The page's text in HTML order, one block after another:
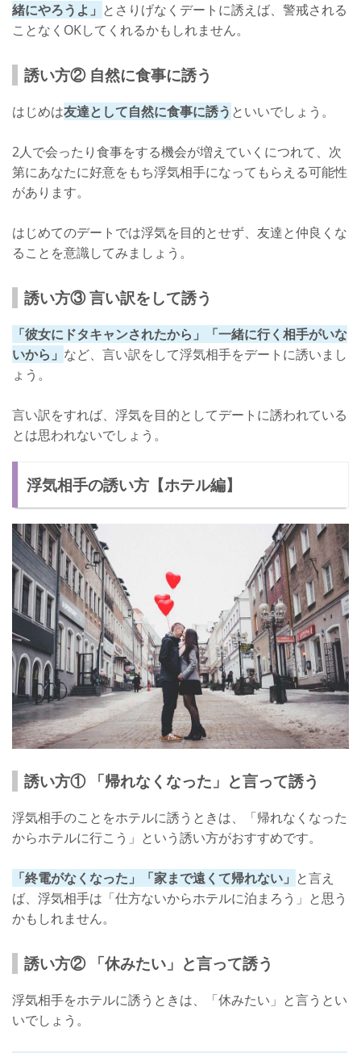
緒にやろうよ」 とさりげなくデートに誘えば、警戒される
ことなくOKしてくれるかもしれません。
誘い方② 自然に食事に誘う
はじめは友達として自然に食事に誘う といいでしょう。
2人で会ったり食事をする機会が増えていくにつれて、次
第にあなたに好意をもち浮気相手になってもらえる可能性
があります。
はじめてのデートでは浮気を目的とせず、友達と仲良くな
ることを意識してみましょう。
誘い方③ 言い訳をして誘う
「彼女にドタキャンされたから」「一緒に行く相手がいな
いから」 など、言い訳をして浮気相手をデートに誘いまし
ょう。
言い訳をすれば、浮気を目的としてデートに誘われている
とは思われないでしょう。
浮気相手の誘い方【ホテル編】
誘い方① 「帰れなくなった」と言って誘う
浮気相手のことをホテルに誘うときは、「帰れなくなった
からホテルに行こう」という誘い方がおすすめです。
「終電がなくなった」「家まで遠くて帰れない」 と言え
ば、浮気相手は「仕方ないからホテルに泊まろう」と思う
かもしれません。
誘い方② 「休みたい」と言って誘う
浮気相手をホテルに誘うときは、「休みたい」と言うとい
いでしょう。